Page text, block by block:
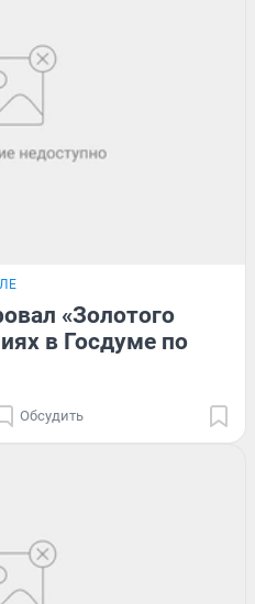
«Золотого
в Госдуме по
Обсудить